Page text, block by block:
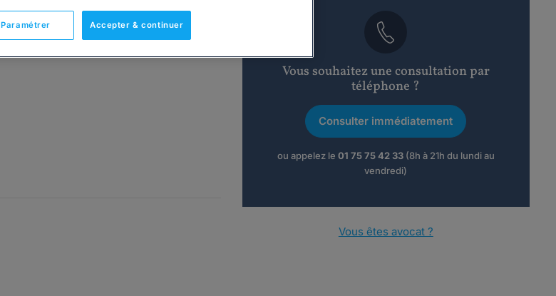
Vous souhaitez une consultation par
téléphone ?
Consulter immédiatement
ou appelez le 01 75 75 42 33(8h à 21h du lundi au
vendredi)
Vous êtes avocat ?
Accepter & continuer
Paramétrer